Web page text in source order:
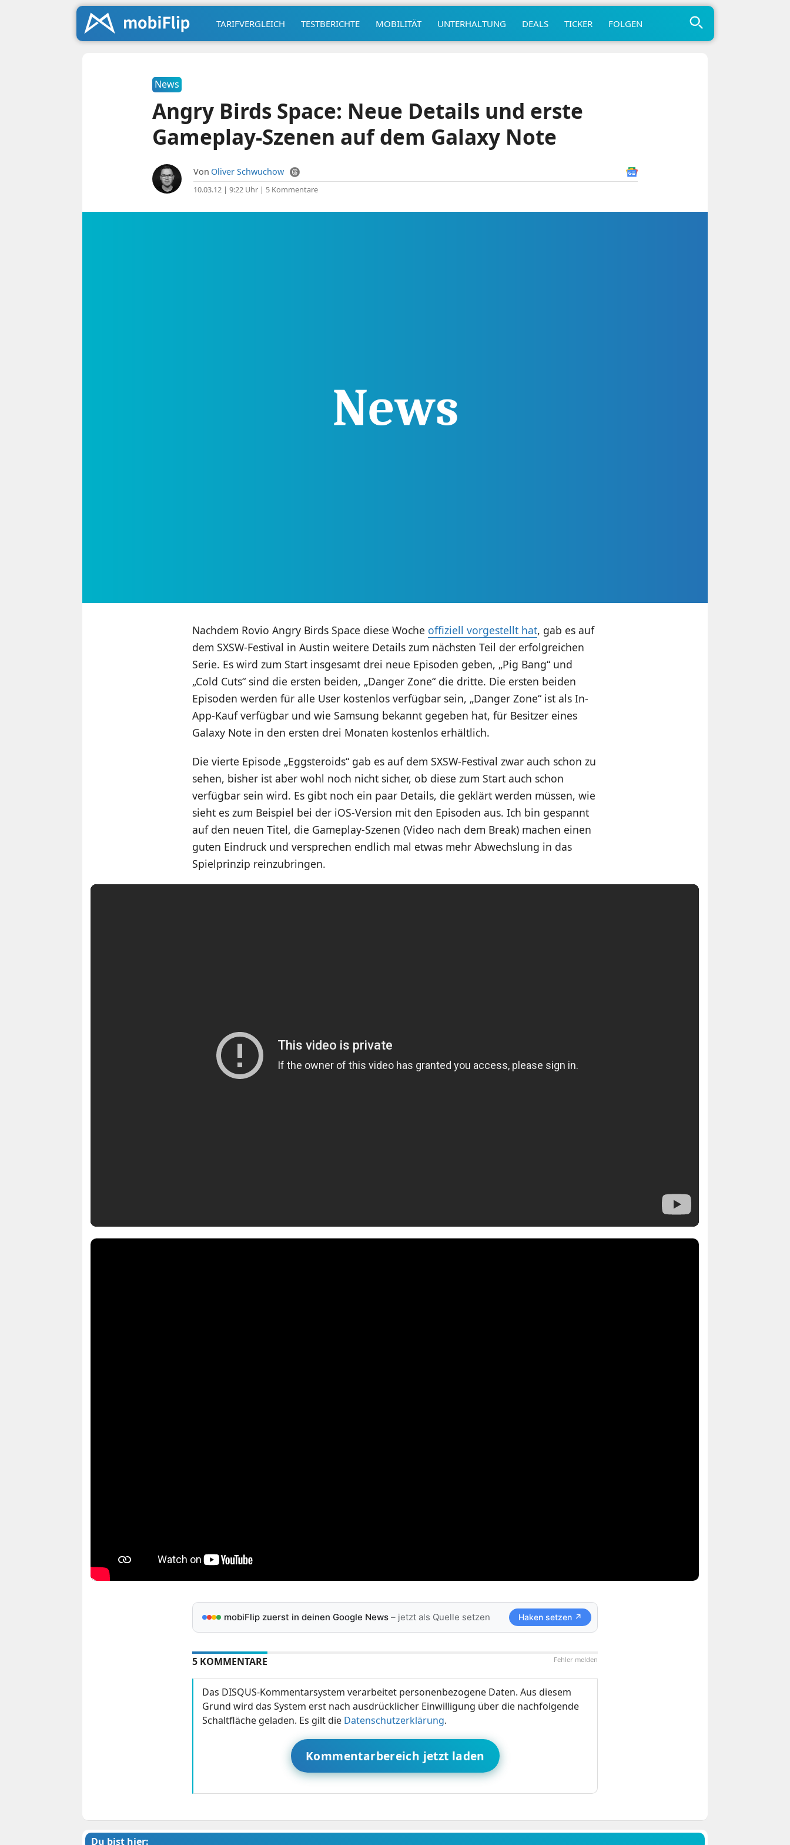
TARIFVERGLEICH TESTBERICHTE MOBILITÄT UNTERHALTUNG DEALS TICKER FOLGEN
News
Angry Birds Space: Neue Details und erste
Gameplay-Szenen auf dem Galaxy Note
Von Oliver Schwuchow
10.03.12 | 9:22 Uhr| 5 Kommentare
Nachdem Rovio Angry Birds Space diese Woche offiziell vorgestellt hat, gab es auf
dem SXSW-Festival in Austin weitere Details zum nächsten Teil der erfolgreichen
Serie. Es wird zum Start insgesamt drei neue Episoden geben, „Pig Bang“ und
„Cold Cuts“ sind die ersten beiden, „Danger Zone“ die dritte. Die ersten beiden
Episoden werden für alle User kostenlos verfügbar sein, „Danger Zone“ ist als In-
App-Kauf verfügbar und wie Samsung bekannt gegeben hat, für Besitzer eines
Galaxy Note in den ersten drei Monaten kostenlos erhältlich.
Die vierte Episode „Eggsteroids“ gab es auf dem SXSW-Festival zwar auch schon zu
sehen, bisher ist aber wohl noch nicht sicher, ob diese zum Start auch schon
verfügbar sein wird. Es gibt noch ein paar Details, die geklärt werden müssen, wie
sieht es zum Beispiel bei der iOS-Version mit den Episoden aus. Ich bin gespannt
auf den neuen Titel, die Gameplay-Szenen (Video nach dem Break) machen einen
guten Eindruck und versprechen endlich mal etwas mehr Abwechslung in das
Spielprinzip reinzubringen.
mobiFlip zuerst in deinen Google News– jetzt als Quelle setzen Haken setzen ↗
Fehler melden
5 KOMMENTARE
Das DISQUS-Kommentarsystem verarbeitet personenbezogene Daten. Aus diesem
Grund wird das System erst nach ausdrücklicher Einwilligung über die nachfolgende
Schaltfläche geladen. Es gilt die Datenschutzerklärung.
Kommentarbereich jetzt laden
Du bist hier: